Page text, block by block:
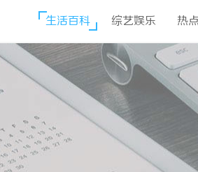
生活百科 综艺娱乐 热